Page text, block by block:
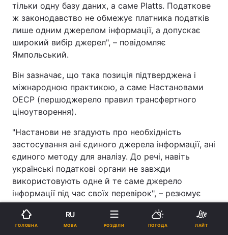
тільки одну базу даних, а саме Platts. Податкове
ж законодавство не обмежує платника податків
лише одним джерелом інформації, а допускає
широкий вибір джерел", – повідомляє
Ямпольський.
Він зазначає, що така позиція підтверджена і
міжнародною практикою, а саме Настановами
ОЕСР (першоджерело правил трансфертного
ціноутворення).
"Настанови не згадують про необхідність
застосування ані єдиного джерела інформації, ані
єдиного методу для аналізу. До речі, навіть
українські податкові органи не завжди
використовують одне й те саме джерело
інформації під час своїх перевірок", – резюмує
експерт.
Нагадаємо, раніше партнер консалтингової
ГОЛОВНА
RU
МОВА РОЗДІЛИ ПОГОДА ЛАЙТ